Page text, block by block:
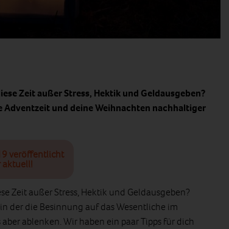
Zeit außer Stress, Hektik und Geldausgeben?
Adventzeit und deine Weihnachten nachhaltiger
veröffentlicht
aktuell!
Zeit außer Stress, Hektik und Geldausgeben?
der die Besinnung auf das Wesentliche im
ablenken. Wir haben ein paar Tipps für dich